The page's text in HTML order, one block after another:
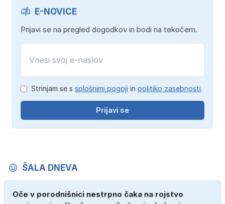
E-NOVICE
Prijavi se na pregled dogodkov in bodi na tekočem.
Strinjam se s splošnimi pogoji in politiko zasebnosti.
Prijavi se
ŠALA DNEVA
Oče v porodnišnici nestrpno čaka na rojstvo